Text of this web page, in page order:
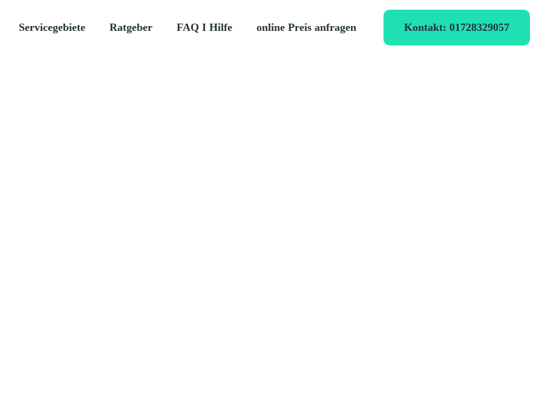
Servicegebiete Ratgeber FAQ I Hilfe online Preis anfragen Kontakt: 01728329057